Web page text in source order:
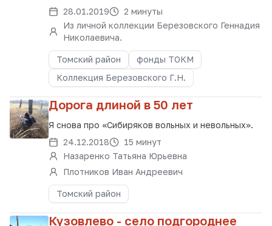
28.01.2019
2 минуты
Из личной коллекции Березовского Геннадия
Николаевича.
Томский район
фонды ТОКМ
Коллекция Березовского Г.Н.
Дорога длиной в 50 лет
Я снова про «Сибиряков вольных и невольных».
24.12.2018
15 минут
Назаренко Татьяна Юрьевна
Плотников Иван Андреевич
Томский район
Кузовлево - село подгороднее